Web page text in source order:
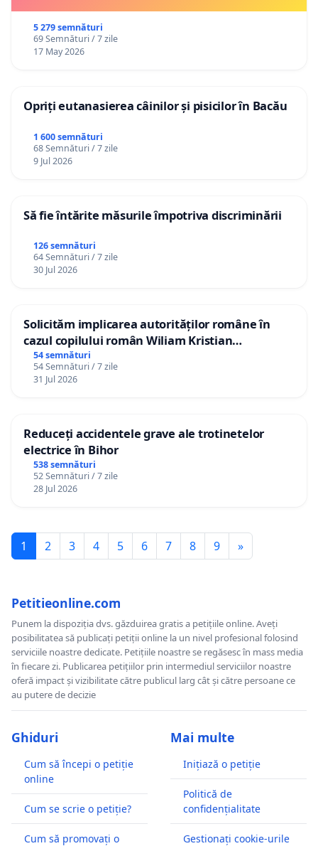
5 279 semnături
69 Semnături / 7 zile
17 May 2026
Opriți eutanasierea câinilor și pisicilor în Bacău
1 600 semnături
68 Semnături / 7 zile
9 Jul 2026
Să fie întărite măsurile împotriva discriminării
126 semnături
64 Semnături / 7 zile
30 Jul 2026
Solicităm implicarea autorităților române în
cazul copilului român Wiliam Kristian
Gheorghe, aflat în plasament în Danemarca de
12 ani
54 semnături
54 Semnături / 7 zile
31 Jul 2026
Reduceți accidentele grave ale trotinetelor
electrice în Bihor
538 semnături
52 Semnături / 7 zile
28 Jul 2026
1 2 3 4 5 6 7 8 9 »
Petitieonline.com
Punem la dispoziția dvs. găzduirea gratis a petițiile online. Aveți
posibilitatea să publicați petiții online la un nivel profesional folosind
serviciile noastre dedicate. Petițiile noastre se regăsesc în mass media
în fiecare zi. Publicarea petițiilor prin intermediul serviciilor noastre
oferă impact și vizibilitate către publicul larg cât și către persoane ce
au putere de decizie
Ghiduri
Cum să începi o petiție
online
Cum se scrie o petiție?
Cum să promovați o
Mai multe
Inițiază o petiție
Politică de
confidențialitate
Gestionați cookie-urile